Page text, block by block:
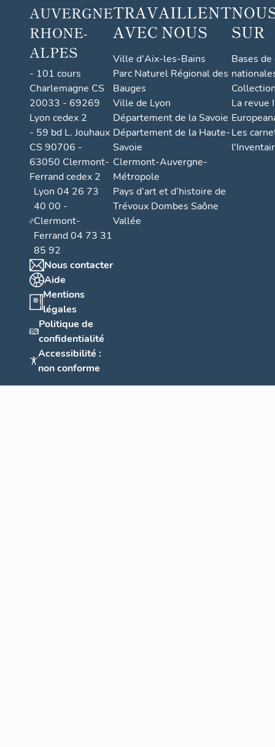
AUVERGNE
RHONE-
ALPES
- 101 cours
Charlemagne CS
20033 - 69269
Lyon cedex 2
- 59 bd L. Jouhaux
CS 90706 -
63050 Clermont-
Ferrand cedex 2
Lyon 04 26 73
40 00 -
Clermont-
Ferrand 04 73 31
85 92
Nous contacter
Aide
Mentions
légales
Politique de
confidentialité
Accessibilité :
non conforme
TRAVAILLENT
AVEC NOUS
Ville d'Aix-les-Bains
Parc Naturel Régional des
Bauges
Ville de Lyon
Département de la Savoie
Département de la Haute-
Savoie
Clermont-Auvergne-
Métropole
Pays d’art et d’histoire de
Trévoux Dombes Saône
Vallée
SUR
Bases
La revue
Les